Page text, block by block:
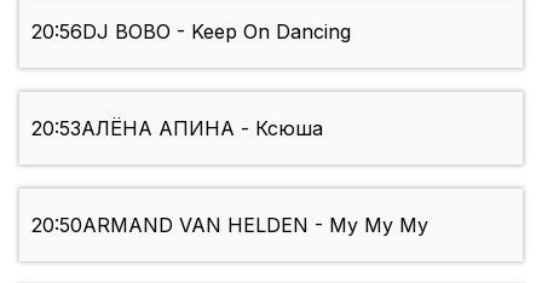
20:56DJ BOBO - Keep On Dancing
20:53АЛЁНА АПИНА - Ксюша
20:50ARMAND VAN HELDEN - My My My